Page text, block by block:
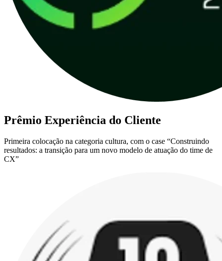
Prêmio Experiência do Cliente
Primeira colocação na categoria cultura, com o case “Construindo
resultados: a transição para um novo modelo de atuação do time de
CX”